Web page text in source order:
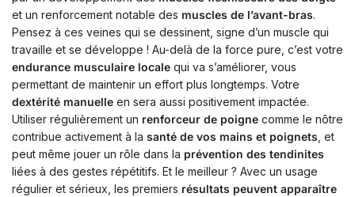
et un renforcement notable des muscles de l’avant-bras.
Pensez à ces veines qui se dessinent, signe d’un muscle qui
travaille et se développe ! Au-delà de la force pure, c’est votre
endurance musculaire locale qui va s’améliorer, vous
permettant de maintenir un effort plus longtemps. Votre
dextérité manuelle en sera aussi positivement impactée.
Utiliser régulièrement un renforceur de poigne comme le nôtre
contribue activement à la santé de vos mains et poignets , et
peut même jouer un rôle dans la prévention des tendinites
liées à des gestes répétitifs. Et le meilleur ? Avec un usage
régulier et sérieux, les premiers résultats peuvent apparaître